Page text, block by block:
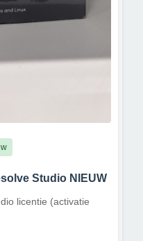
Studio NIEUW
licentie (activatie